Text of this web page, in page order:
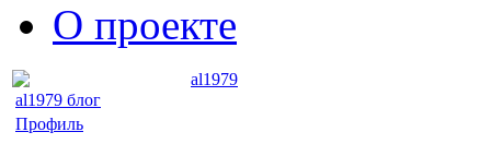
О проекте
al1979 блог
Профиль
al1979